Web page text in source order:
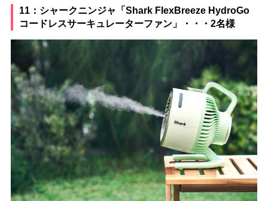
11：シャークニンジャ「Shark FlexBreeze HydroGo
コードレスサーキュレーターファン」・・・2名様